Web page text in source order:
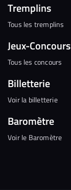
Tremplins
Tous les tremplins
Jeux-Concours
Tous les concours
Billetterie
Voir la billetterie
Baromètre
Voir le Baromètre